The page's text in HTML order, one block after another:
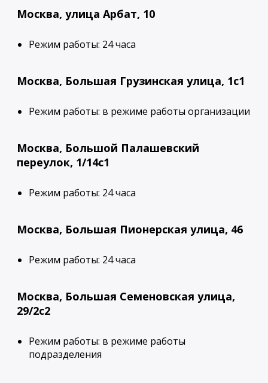
Москва, улица Арбат, 10
Режим работы: 24 часа
Москва, Большая Грузинская улица, 1с1
Режим работы: в режиме работы организации
Москва, Большой Палашевский
переулок, 1/14с1
Режим работы: 24 часа
Москва, Большая Пионерская улица, 46
Режим работы: 24 часа
Москва, Большая Семеновская улица,
29/2с2
Режим работы: в режиме работы
подразделения